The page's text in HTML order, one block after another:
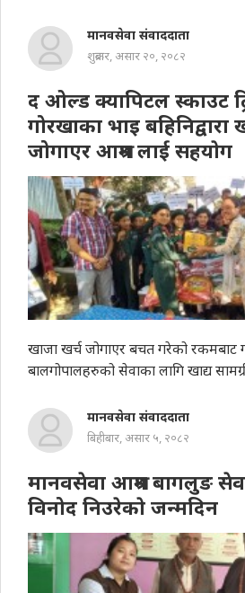
मानवसेवा संवाददाता
शुक्रबार, असार २०, २०८२
द ओल्ड क्यापिटल स्काउट
गोरखाका भाइ बहिनिद्वारा
जोगाएर आश्रम लाई सहयाेग
खाजा खर्च जोगाएर बचत गरेको रकमबाट
बालगोपालहरुको सेवाका लागि खाद्य
मानवसेवा संवाददाता
बिहीबार, असार ५, २०८२
मानवसेवा आश्रम बागलुङ
विनोद निउरेकाे जन्मदिन